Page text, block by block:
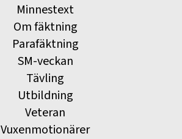
Minnestext
Om fäktning
Parafäktning
SM-veckan
Tävling
Utbildning
Veteran
Vuxenmotionärer